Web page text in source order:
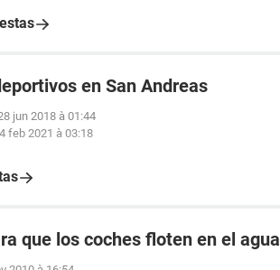
en San Andreas
jun 2018 à 01:44
feb 2021 à 03:18
que los coches floten en el agua